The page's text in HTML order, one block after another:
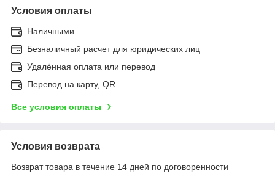
Условия оплаты
Наличными
Безналичный расчет для юридических лиц
Удалённая оплата или перевод
Перевод на карту, QR
Все условия оплаты
Условия возврата
Возврат товара в течение 14 дней по договоренности